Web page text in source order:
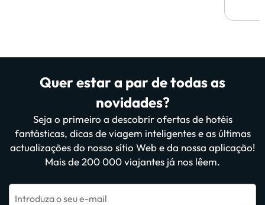
Quer estar a par de todas as
novidades?
Seja o primeiro a descobrir ofertas de hotéis
fantásticas, dicas de viagem inteligentes e as últimas
actualizações do nosso sítio Web e da nossa aplicação!
Mais de 200 000 viajantes já nos lêem.
Introduza o seu e-mail